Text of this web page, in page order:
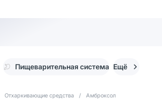
Пищеварительная система Ещё
Отхаркивающие средства / Амброксол